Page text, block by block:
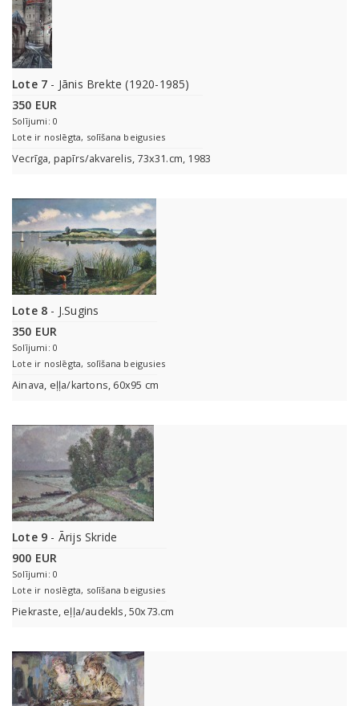
Lote 7 - Jānis Brekte (1920-1985)
350 EUR
Solījumi: 0
Lote ir noslēgta, solīšana beigusies
Vecrīga, papīrs/akvarelis, 73x31.cm, 1983
Lote 8 - J.Sugins
350 EUR
Solījumi: 0
Lote ir noslēgta, solīšana beigusies
Ainava, eļļa/kartons, 60x95 cm
Lote 9 - Ārijs Skride
900 EUR
Solījumi: 0
Lote ir noslēgta, solīšana beigusies
Piekraste, eļļa/audekls, 50x73.cm